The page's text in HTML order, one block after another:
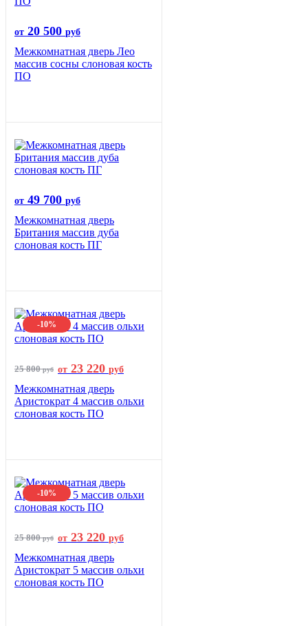
от 20 500 руб
Межкомнатная дверь Лео
массив сосны слоновая кость
ПО
от 49 700 руб
Межкомнатная дверь
Британия массив дуба
слоновая кость ПГ
-10%
25 800руб от 23 220 руб
Межкомнатная дверь
Аристократ 4 массив ольхи
слоновая кость ПО
-10%
25 800руб от 23 220 руб
Межкомнатная дверь
Аристократ 5 массив ольхи
слоновая кость ПО